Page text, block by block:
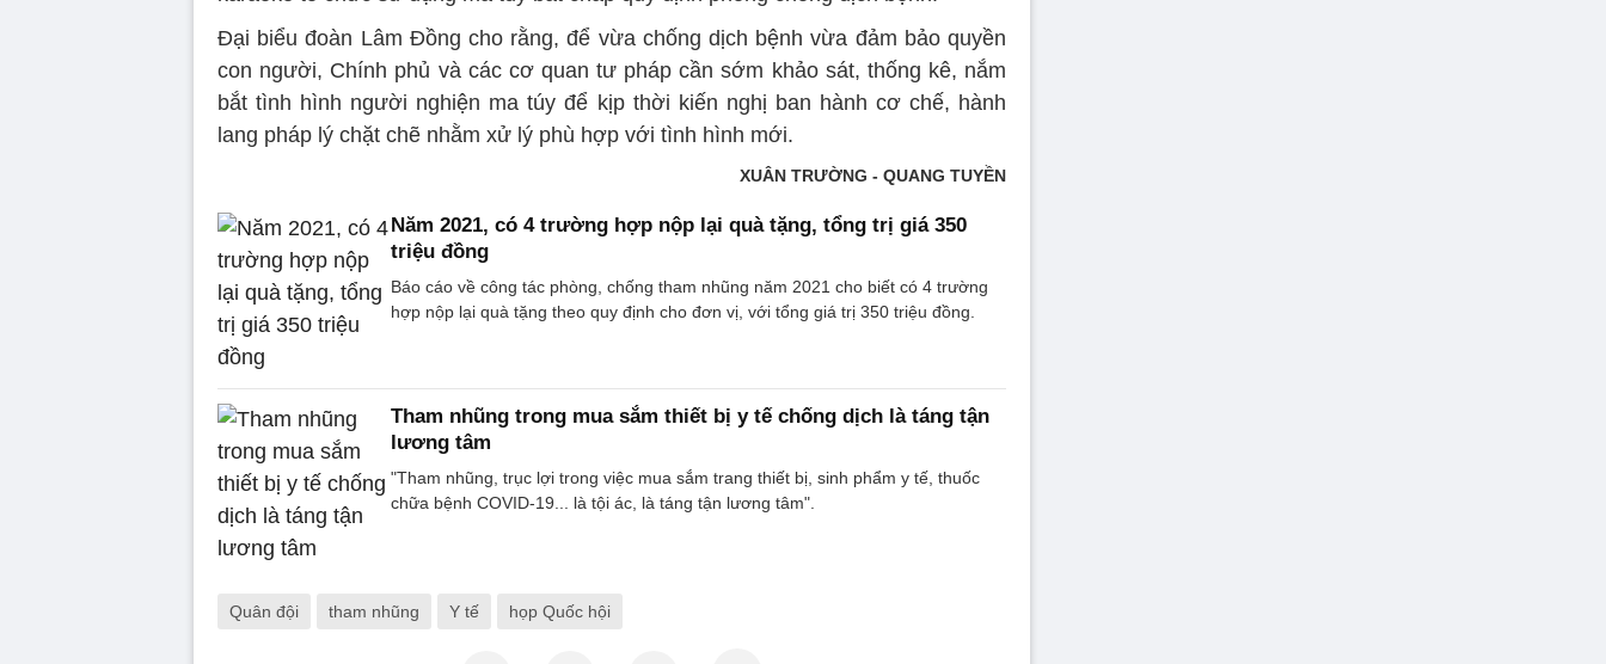
Đại biểu đoàn Lâm Đồng cho rằng, để vừa chống dịch bệnh vừa đảm bảo quyền
con người, Chính phủ và các cơ quan tư pháp cần sớm khảo sát, thống kê, nắm
bắt tình hình người nghiện ma túy để kịp thời kiến nghị ban hành cơ chế, hành
lang pháp lý chặt chẽ nhằm xử lý phù hợp với tình hình mới.
XUÂN TRƯỜNG - QUANG TUYỀN
Năm 2021, có 4 trường hợp nộp lại quà tặng, tổng trị giá 350
triệu đồng
Báo cáo về công tác phòng, chống tham nhũng năm 2021 cho biết có 4 trường
hợp nộp lại quà tặng theo quy định cho đơn vị, với tổng giá trị 350 triệu đồng.
Tham nhũng trong mua sắm thiết bị y tế chống dịch là táng tận
lương tâm
"Tham nhũng, trục lợi trong việc mua sắm trang thiết bị, sinh phẩm y tế, thuốc
chữa bệnh COVID-19... là tội ác, là táng tận lương tâm".
Quân đội tham nhũng Y tế họp Quốc hội